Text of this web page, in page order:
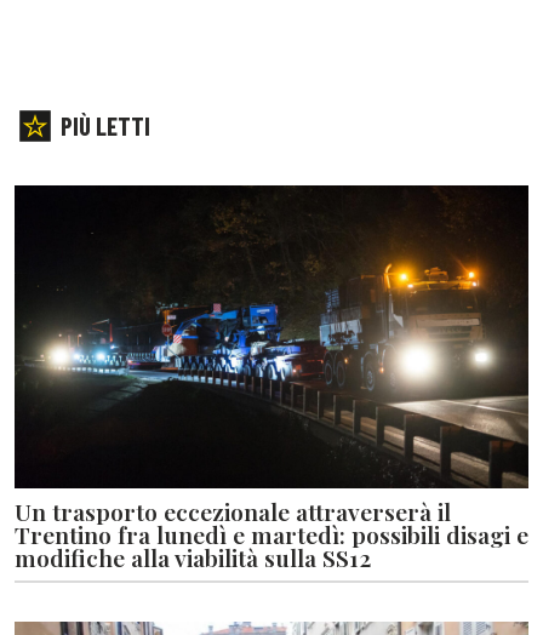
PIÙ LETTI
Un trasporto eccezionale attraverserà il
Trentino fra lunedì e martedì: possibili disagi e
modifiche alla viabilità sulla SS12